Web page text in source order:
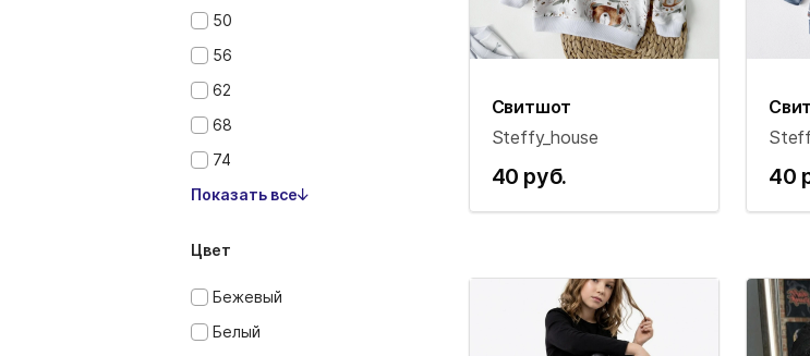
50
56
62
68
74
Показать все
Цвет
Бежевый
Белый
Свитшот
Steffy_house
40 руб. 40